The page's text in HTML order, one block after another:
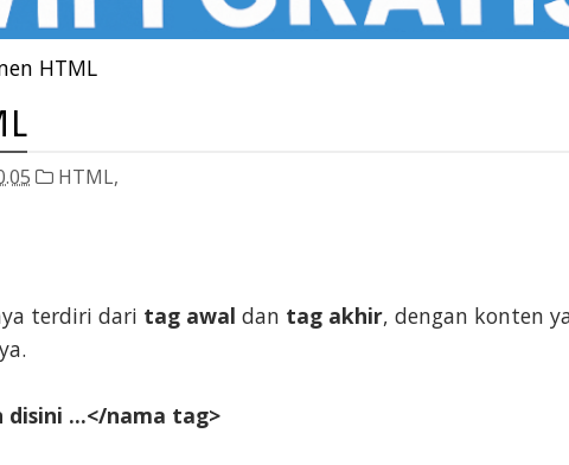
HTML
HTML,
terdiri dari tag awal dan tag akhir, dengan konten
...</nama tag>